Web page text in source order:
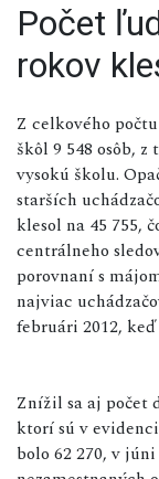
Počet
rokov
Z celkového
škôl 9 548 osôb,
vysokú školu.
starších
klesol na 45 755,
centrálneho
porovnaní s
najviac
februári 2012,
Znížil sa aj počet
ktorí sú v
bolo 62 270, v